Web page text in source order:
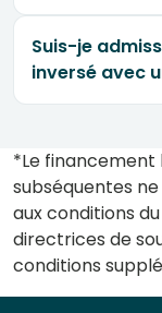
Suis-je
inversé avec
*Le
subséquentes
aux conditions
directrices de
conditions